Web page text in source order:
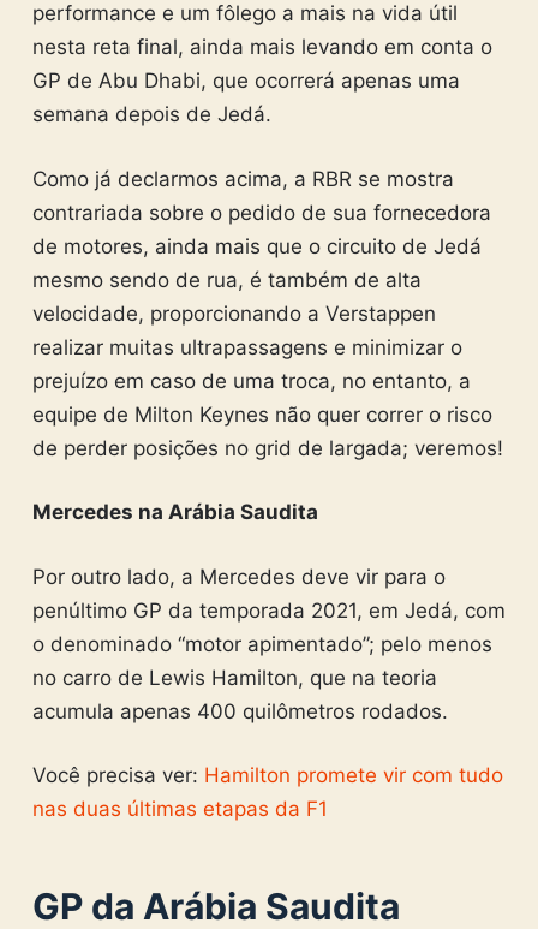
performance e um fôlego a mais na vida útil
nesta reta final, ainda mais levando em conta o
GP de Abu Dhabi, que ocorrerá apenas uma
semana depois de Jedá.
Como já declarmos acima, a RBR se mostra
contrariada sobre o pedido de sua fornecedora
de motores, ainda mais que o circuito de Jedá
mesmo sendo de rua, é também de alta
velocidade, proporcionando a Verstappen
realizar muitas ultrapassagens e minimizar o
prejuízo em caso de uma troca, no entanto, a
equipe de Milton Keynes não quer correr o risco
de perder posições no grid de largada; veremos!
Mercedes na Arábia Saudita
Por outro lado, a Mercedes deve vir para o
penúltimo GP da temporada 2021, em Jedá, com
o denominado “motor apimentado”; pelo menos
no carro de Lewis Hamilton, que na teoria
acumula apenas 400 quilômetros rodados.
Você precisa ver: Hamilton promete vir com tudo
nas duas últimas etapas da F1
GP da Arábia Saudita